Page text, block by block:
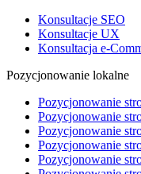
Konsultacje SEO
Konsultacje UX
Konsultacja e-
Pozycjonowanie lokalne
Pozycjonowanie
Pozycjonowanie
Pozycjonowanie
Pozycjonowanie
Pozycjonowanie